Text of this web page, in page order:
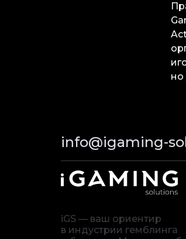
но
info@igaming-
iGS — ваш ориентир
в индустрии гемблинга